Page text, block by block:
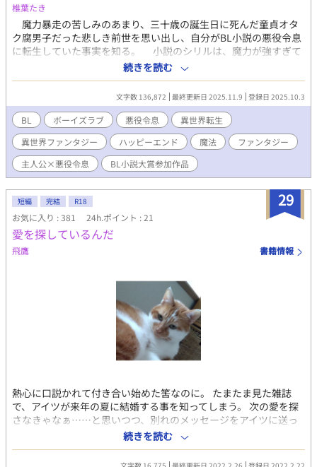
椎葉たき
魔力暴走の苦しみのあまり、三十歳の誕生日に死んだ童貞オタ
ク腐男子だった悲しき前世を思い出し、自分がBL小説の悪役令息
に転生していた事実を知る。 小説のシリルは、魔力が強すぎて
魔力暴走に悩まされていたお子様時代のせいで周りから恐怖の対
象として疎まれる。人間不信に陥り、自暴自棄になって暴れ、つ
いに己の意志で暴走し周りの生徒を巻き込み、主人公に成敗され
殺される悪役令息のはずだった。 世間に恐れられるきっかけと
なった子供会での魔力暴走を阻止したら、何故か主人公であるは
ずの伯爵家嫡男のメルビンが婚約者に？！ 原作小説では、シリ
ルの婚約者は第四王子のルーファスだったはず。メルビンは通う
学園で王子と友好を深め、婚約者のある王子もメルビンも思いを
告げずに過ごす慎ましくも切ない恋模様。両思いの二人を割く婚
た。 メルビンは前世の推しだし、二人は推しカプ、幸せになっ
て欲しいのに、何故か主人公が悪役令息に執着してくるんですけ
ど。 第四王子が第四王子じゃなくなってるし、主人公は容姿が
変わってるし、全く小説通りじゃない。 小説の作中では魔法嫌
いだったけれど、魔法のない世界で魔法に憧れた前世の記憶から
でのやらかしも、オタク精神で乗り切っていく。 婚約解消され
るのを知っていても、実際にメルビンの心が自分から離れていく
のを目の当たりにし、心を痛める学園生活。小説でシリルが自暴
自棄になって暴れて殺された時期も過ぎた、夏休み。婚約者の実
家へお呼ばれ。最強辺境伯が魔物退治に出かけている留守中、魔
法石採掘現場から瘴気が吹き出し魔物が現れ、辺境の民を助けた
いと、この国に生まれた貴族の子としてシリルは魔法を使って瘴
の、メルビンとルーファスが二人で辺境に向かって旅をしている
のを思い出した。二人が魔物の群れに襲われたらひとたまりもな
い。 最後の魔力を振り絞り、シリルは死にかける。メルビンの機
転により、一命をとりとめ、メルビンに改めて告白。 メルビンも
また転生者で、自分たちは小説のキャラに転生したではなく、最
初からシリル、メルビンで、巻き戻ってやり直し人生だった真実
続きを読む
文字数 136,872 最終更新日 2025.11.9 登録日 2025.10.3
BL ボーイズラブ 悪役令息
異世界転生
異世界ファンタジー
ハッピーエンド 魔法
ファンタジー
主人公×悪役令息
BL小説大賞参加作品
29
短編 完結 R18
お気に入り : 381 24h.ポイント : 21
愛を探しているんだ
飛鷹 書籍情報
熱心に口説かれて付き合い始めた筈なのに。 たまたま見た雑誌
で、アイツが来年の夏に結婚する事を知ってしまう。 次の愛を探
さなきゃなぁ……と思いつつ、別れのメッセージをアイツに送っ
たのだけど………。 両思いのはずが微妙にすれ違って、そして仲
直りするまでのお話です。 ２０２２年２月22日の猫の日に因んで
続きを読む